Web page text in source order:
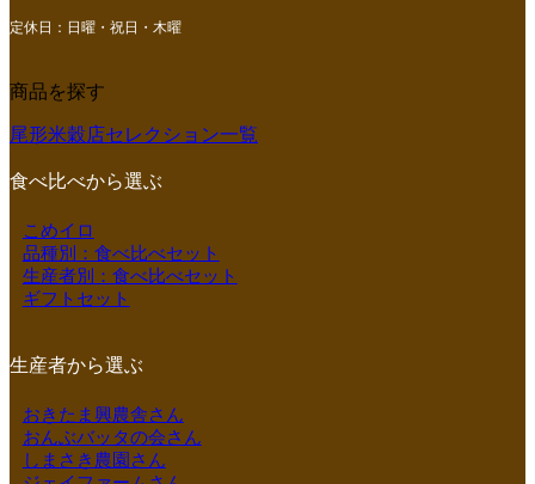
定休日：日曜・祝日・木曜
商品を探す
尾形米穀店セレクション一覧
食べ比べから選ぶ
こめイロ
品種別：食べ比べセット
生産者別：食べ比べセット
ギフトセット
生産者から選ぶ
おきたま興農舎さん
おんぶバッタの会さん
しまさき農園さん